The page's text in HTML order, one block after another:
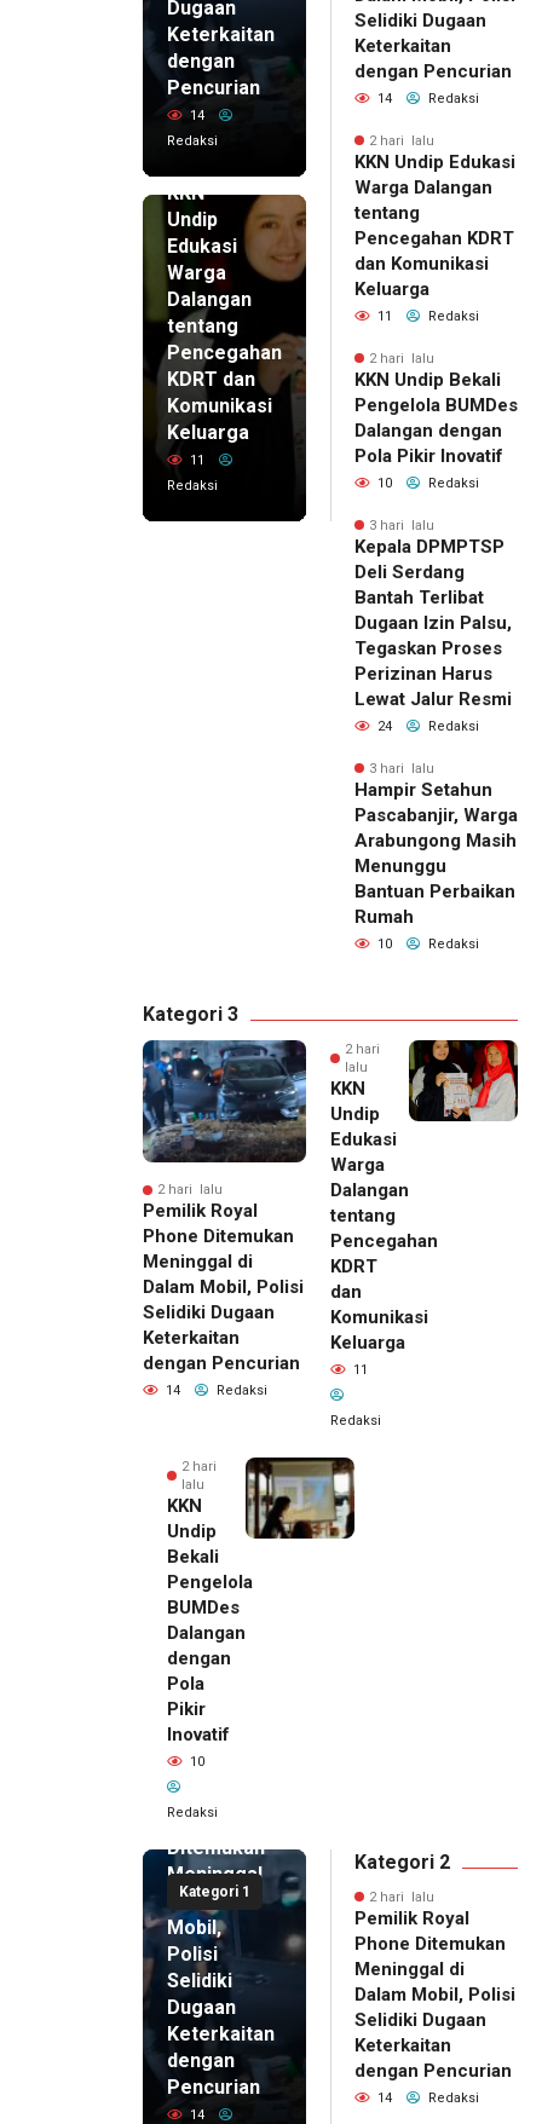
Dugaan
Keterkaitan
dengan
Pencurian
14
Redaksi
KKN
Undip
Edukasi
Warga
Dalangan
tentang
Pencegahan
KDRT dan
Komunikasi
Keluarga
11
Redaksi
Selidiki Dugaan
Keterkaitan
dengan Pencurian
14 Redaksi
2 hari lalu
KKN Undip Edukasi
Warga Dalangan
tentang
Pencegahan KDRT
dan Komunikasi
Keluarga
11 Redaksi
2 hari lalu
KKN Undip Bekali
Pengelola BUMDes
Dalangan dengan
Pola Pikir Inovatif
10 Redaksi
3 hari lalu
Kepala DPMPTSP
Deli Serdang
Bantah Terlibat
Dugaan Izin Palsu,
Tegaskan Proses
Perizinan Harus
Lewat Jalur Resmi
24 Redaksi
3 hari lalu
Hampir Setahun
Pascabanjir, Warga
Arabungong Masih
Menunggu
Bantuan Perbaikan
Rumah
10 Redaksi
Kategori 3
2 hari lalu
Pemilik Royal
Phone Ditemukan
Meninggal di
Dalam Mobil, Polisi
Selidiki Dugaan
Keterkaitan
dengan Pencurian
14 Redaksi
2 hari
lalu
KKN
Undip
Edukasi
Warga
Dalangan
tentang
Pencegahan
KDRT
dan
Komunikasi
Keluarga
11
Redaksi
2 hari
lalu
KKN
Undip
Bekali
Pengelola
BUMDes
Dalangan
dengan
Pola
Pikir
Inovatif
10
Redaksi
Kategori 1
2 hari lalu
Pemilik
Royal
Phone
Ditemukan
Meninggal
di Dalam
Mobil,
Polisi
Selidiki
Dugaan
Keterkaitan
dengan
Pencurian
14
Kategori 2
2 hari lalu
Pemilik Royal
Phone Ditemukan
Meninggal di
Dalam Mobil, Polisi
Selidiki Dugaan
Keterkaitan
dengan Pencurian
14 Redaksi